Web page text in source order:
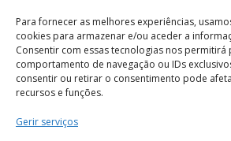
Para fornecer as melhores experiências,
cookies para armazenar e/ou aceder a
Consentir com essas tecnologias nos
comportamento de navegação ou IDs
consentir ou retirar o consentimento pode
recursos e funções.
Gerir serviços
Termos e Condições